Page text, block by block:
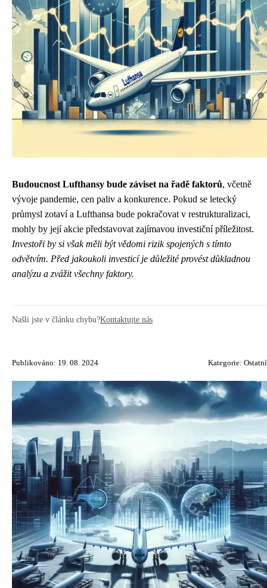
Budoucnost Lufthansy bude záviset na řadě faktorů, včetně
vývoje pandemie, cen paliv a konkurence. Pokud se letecký
průmysl zotaví a Lufthansa bude pokračovat v restrukturalizaci,
mohly by její akcie představovat zajímavou investiční příležitost.
Investoři by si však měli být vědomi rizik spojených s tímto
odvětvím. Před jakoukoli investicí je důležité provést důkladnou
analýzu a zvážit všechny faktory.
Našli jste v článku chybu?Kontaktujte nás
Publikováno: 19. 08. 2024 Kategorie: Ostatní